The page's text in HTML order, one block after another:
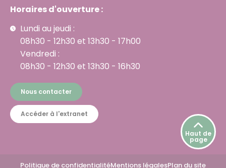
Haut de
page
Horaires d'ouverture :
Lundi au jeudi :
08h30 - 12h30 et 13h30 - 17h00
Vendredi :
08h30 - 12h30 et 13h30 - 16h30
Nous contacter
Accéder à l'extranet
Politique de confidentialitéMentions légalesPlan du site